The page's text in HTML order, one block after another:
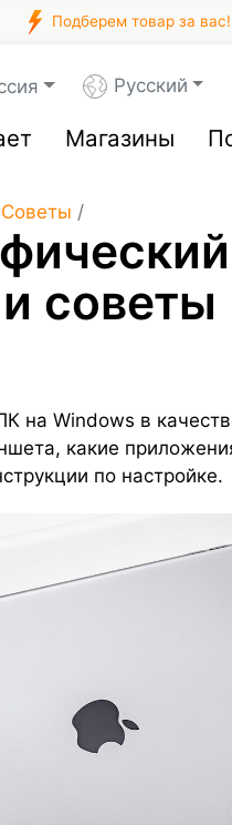
Подберем товар за
Русский
Магазины
Советы /
советы
на Windows в
какие
по настройке.